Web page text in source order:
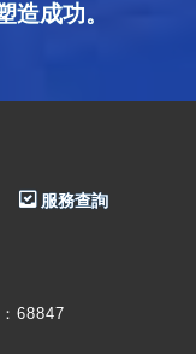
造成功。
服務查詢
68847